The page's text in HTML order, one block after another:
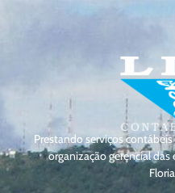
Prestando serviços
organização gerencial das